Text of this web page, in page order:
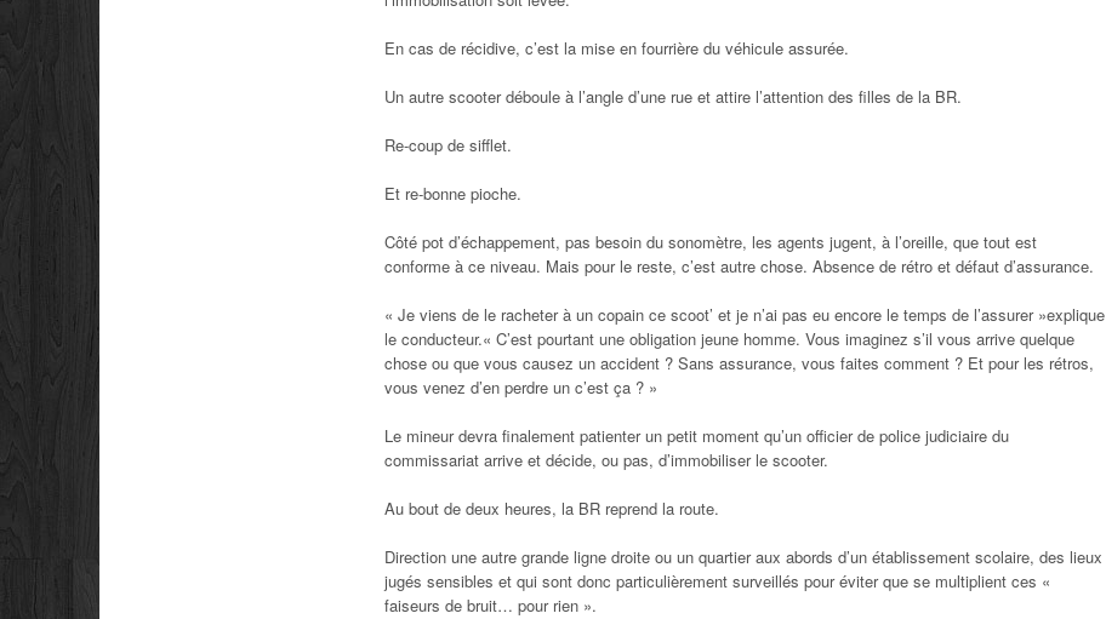
En cas de récidive, c’est la mise en fourrière du véhicule assurée.
Un autre scooter déboule à l’angle d’une rue et attire l’attention des filles de la BR.
Re-coup de sifflet.
Et re-bonne pioche.
Côté pot d’échappement, pas besoin du sonomètre, les agents jugent, à l’oreille, que tout est
conforme à ce niveau. Mais pour le reste, c’est autre chose. Absence de rétro et défaut d’assurance.
« Je viens de le racheter à un copain ce scoot’ et je n’ai pas eu encore le temps de l’assurer »explique
le conducteur.« C’est pourtant une obligation jeune homme. Vous imaginez s’il vous arrive quelque
chose ou que vous causez un accident ? Sans assurance, vous faites comment ? Et pour les rétros,
vous venez d’en perdre un c’est ça ? »
Le mineur devra finalement patienter un petit moment qu’un officier de police judiciaire du
commissariat arrive et décide, ou pas, d’immobiliser le scooter.
Au bout de deux heures, la BR reprend la route.
Direction une autre grande ligne droite ou un quartier aux abords d’un établissement scolaire, des lieux
jugés sensibles et qui sont donc particulièrement surveillés pour éviter que se multiplient ces «
faiseurs de bruit… pour rien ».